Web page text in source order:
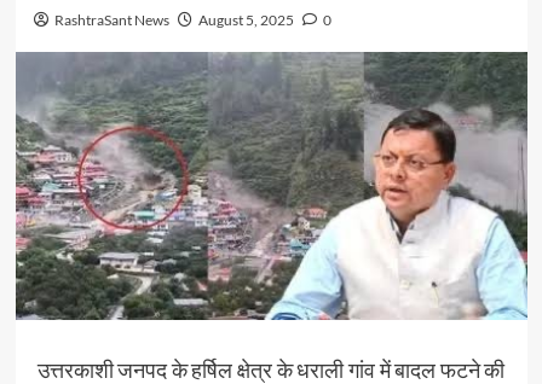
RashtraSant News August 5, 2025 0
उत्तरकाशी जनपद के हर्षिल क्षेत्र के धराली गांव में बादल फटने की